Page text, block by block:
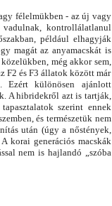
félelmükben - az új vagy
vadulnak, kontrollálatlanul
például elhagyják
magát az anyamacskát is
még akkor sem,
F2 és F3 állatok között már
Ezért különösen ajánlott
A hibridekről azt is tartják,
szerint ennek
és természetük nem
után (úgy a nőstények,
korai generációs macskák
nem is hajlandó „szóba